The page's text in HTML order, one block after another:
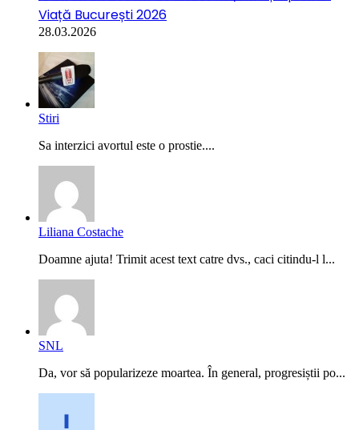
Viață București 2026
28.03.2026
Stiri
Sa interzici avortul este o prostie....
Liliana Costache
Doamne ajuta! Trimit acest text catre dvs., caci citindu-l l...
SNL
Da, vor să popularizeze moartea. În general, progresiștii po...